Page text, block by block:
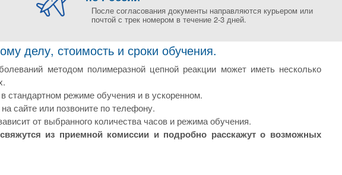
После согласования документы направляются курьером или
почтой с трек номером в течение 2-3 дней.
делу, стоимость и сроки обучения.
методом полимеразной цепной реакции может иметь несколько
режиме обучения и в ускоренном.
сайте или позвоните по телефону.
от выбранного количества часов и режима обучения.
из приемной комиссии и подробно расскажут о возможных